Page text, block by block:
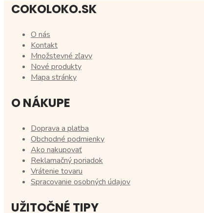
COKOLOKO.SK
O nás
Kontakt
Množstevné zľavy
Nové produkty
Mapa stránky
O NÁKUPE
Doprava a platba
Obchodné podmienky
Ako nakupovať
Reklamačný poriadok
Vrátenie tovaru
Spracovanie osobných údajov
UŽITOČNÉ TIPY